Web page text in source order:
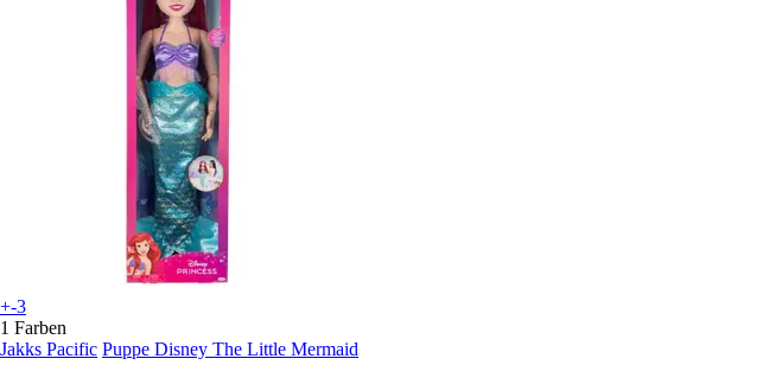
+-3
1 Farben
Jakks Pacific Puppe Disney The Little Mermaid